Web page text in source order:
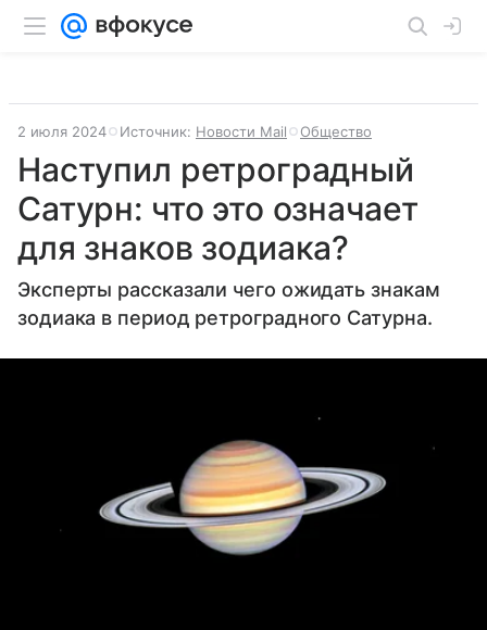
2 июля 2024 Источник: Новости Mail Общество
Наступил ретроградный
Сатурн: что это означает
для знаков зодиака?
Эксперты рассказали чего ожидать знакам
зодиака в период ретроградного Сатурна.